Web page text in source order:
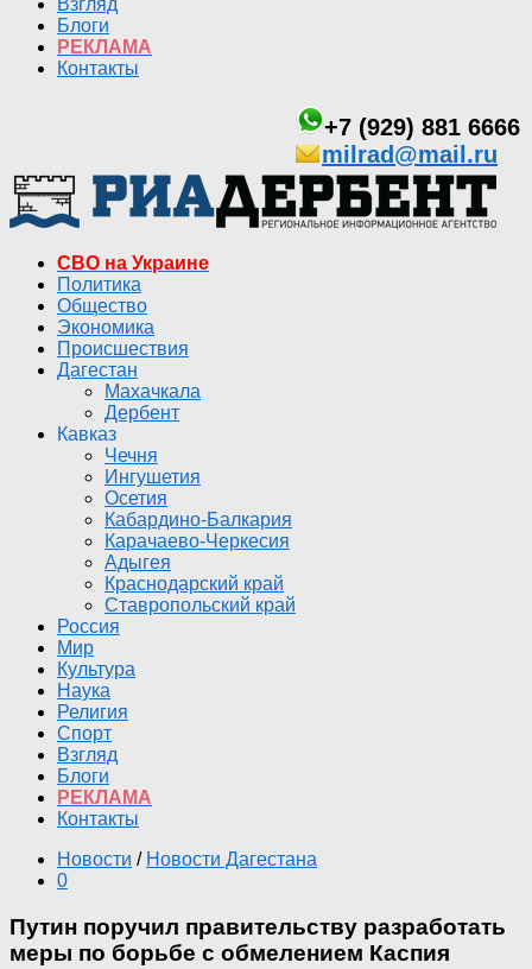
Взгляд
Блоги
РЕКЛАМА
Контакты
+7 (929) 881 6666
milrad@mail.ru
СВО на Украине
Политика
Общество
Экономика
Происшествия
Дагестан
Махачкала
Дербент
Кавказ
Чечня
Ингушетия
Осетия
Кабардино-Балкария
Карачаево-Черкесия
Адыгея
Краснодарский край
Ставропольский край
Россия
Мир
Культура
Наука
Религия
Спорт
Взгляд
Блоги
РЕКЛАМА
Контакты
Новости / Новости Дагестана
0
Путин поручил правительству разработать
меры по борьбе с обмелением Каспия